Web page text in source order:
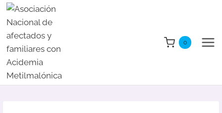
Saltar
contenido
0